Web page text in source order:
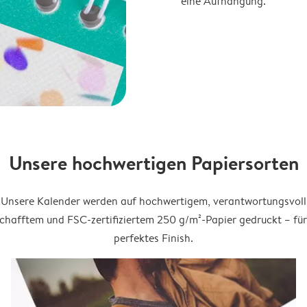
Unsere hochwertigen Papiersorten
Unsere Kalender werden auf hochwertigem, verantwortungsvoll
und FSC-zertifiziertem 250 g/m²-Papier gedruckt –
perfektes Finish.